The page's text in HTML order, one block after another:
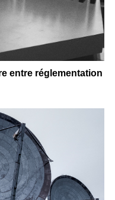
entre réglementation